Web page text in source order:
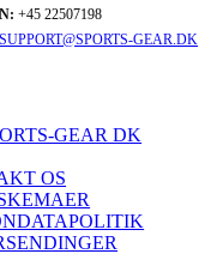
+45 22507198
SUPPORT@SPORTS-GEAR.DK
GEAR DK
OS